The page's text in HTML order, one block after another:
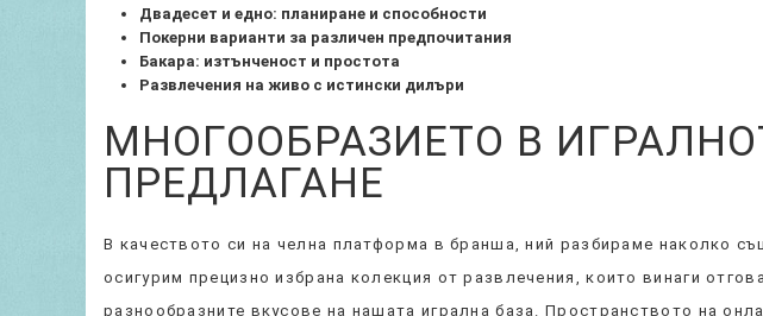
Двадесет и едно: планиране и способности
Покерни варианти за различен предпочитания
Бакара: изтънченост и простота
Развлечения на живо с истински дилъри
МНОГООБРАЗИЕТО В
ПРЕДЛАГАНЕ
В качеството си на челна платформа в бранша, ний разбираме наколко
осигурим прецизно избрана колекция от развлечения, които винаги
разнообразните вкусове на нашата игрална база. Пространството на